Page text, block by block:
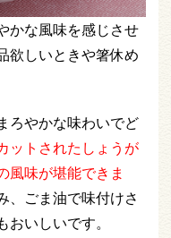
かな風味を感じさせ
欲しいときや箸休め
ろやかな味わいでど
ットされたしょうが
風味が堪能できま
、ごま油で味付けさ
いしいです。